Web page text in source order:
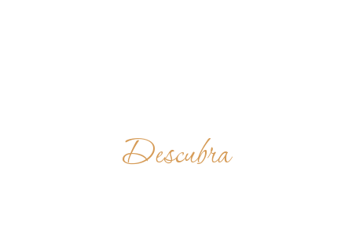
Descubra